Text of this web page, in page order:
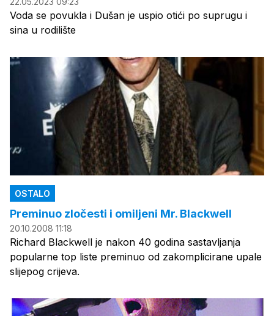
Voda se povukla i Dušan je uspio otići po suprugu i
sina u rodilište
OSTALO
Preminuo zločesti i omiljeni Mr. Blackwell
20.10.2008 11:18
Richard Blackwell je nakon 40 godina sastavljanja
popularne top liste preminuo od zakomplicirane upale
slijepog crijeva.